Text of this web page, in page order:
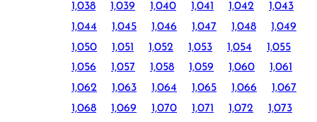
1,038
1,039 1,040 1,041 1,042
1,043
1,044
1,045 1,046 1,047 1,048
1,049
1,050
1,051 1,052 1,053 1,054
1,055
1,056
1,057 1,058 1,059 1,060
1,061
1,062
1,063 1,064 1,065 1,066
1,067
1,068
1,069 1,070 1,071 1,072
1,073